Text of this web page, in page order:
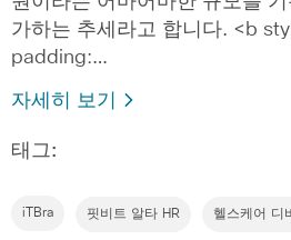
가하는 추세라고 합니다. <b
padding:…
자세히 보기
태그:
iTBra 핏비트 알타 HR 헬스케어 디